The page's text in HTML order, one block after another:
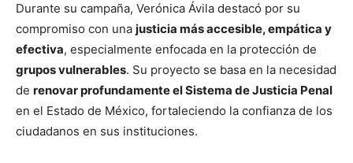
Durante su campaña, Verónica Ávila destacó por su
compromiso con una justicia más accesible, empática y
efectiva, especialmente enfocada en la protección de
grupos vulnerables. Su proyecto se basa en la necesidad
de renovar profundamente el Sistema de Justicia Penal
en el Estado de México, fortaleciendo la confianza de los
ciudadanos en sus instituciones.